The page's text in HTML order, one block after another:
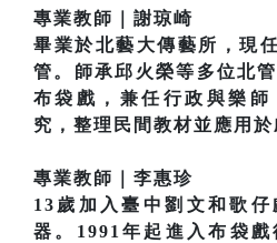
專業教師｜謝琼崎
畢業於北藝大傳藝所，現
管。師承邱火榮等多位北
布袋戲，兼任行政與樂
究，整理民間教材並應用於
專業教師｜李惠珍
13歲加入臺中劉文和歌
器。1991年起進入布袋